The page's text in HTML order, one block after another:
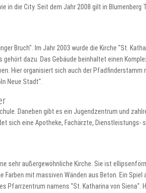
in die City. Seit dem Jahr 2008 gilt in Blumenberg
Bruch". Im Jahr 2003 wurde die Kirche "St.
dazu. Das Gebäude beinhaltet einen
Hier organisiert sich auch der Pfadfinderstamm
Neue Stadt".
Daneben gibt es ein Jugendzentrum und
sich eine Apotheke, Fachärzte, Dienstleistungs-
sehr außergewöhnliche Kirche. Sie ist
mit massiven Wänden aus Beton. Ein
Pfarrzentrum namens "St. Katharina von